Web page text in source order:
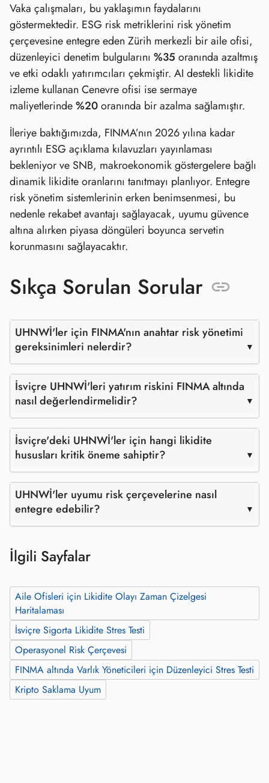
Vaka çalışmaları, bu yaklaşımın faydalarını
göstermektedir. ESG risk metriklerini risk yönetim
çerçevesine entegre eden Zürih merkezli bir aile ofisi,
düzenleyici denetim bulgularını %35 oranında azaltmış
ve etki odaklı yatırımcıları çekmiştir. AI destekli likidite
izleme kullanan Cenevre ofisi ise sermaye
maliyetlerinde%20oranında bir azalma sağlamıştır.
İleriye baktığımızda, FINMA’nın 2026 yılına kadar
ayrıntılı ESG açıklama kılavuzları yayınlaması
bekleniyor ve SNB, makroekonomik göstergelere bağlı
dinamik likidite oranlarını tanıtmayı planlıyor. Entegre
risk yönetim sistemlerinin erken benimsenmesi, bu
nedenle rekabet avantajı sağlayacak, uyumu güvence
altına alırken piyasa döngüleri boyunca servetin
korunmasını sağlayacaktır.
Sıkça Sorulan Sorular
UHNWİ'ler için FINMA'nın anahtar risk yönetimi
gereksinimleri nelerdir?
İsviçre UHNWİ'leri yatırım riskini FINMA altında
nasıl değerlendirmelidir?
İsviçre'deki UHNWİ'ler için hangi likidite
hususları kritik öneme sahiptir?
UHNWİ'ler uyumu risk çerçevelerine nasıl
entegre edebilir?
İlgili Sayfalar
Aile Ofisleri için Likidite Olayı Zaman Çizelgesi
Haritalaması
İsviçre Sigorta Likidite Stres Testi
Operasyonel Risk Çerçevesi
FINMA altında Varlık Yöneticileri için Düzenleyici Stres Testi
Kripto Saklama Uyum